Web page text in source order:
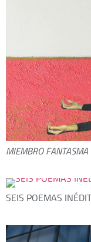
MIEMBRO FANTASMA
SEIS POEMAS